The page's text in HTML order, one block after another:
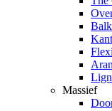
Massief